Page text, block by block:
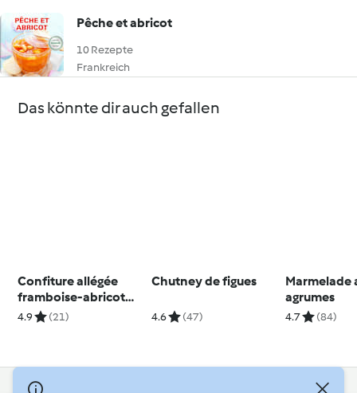
Pêche et abricot
10 Rezepte
Frankreich
Das könnte dir auch gefallen
Confiture allégée
framboise-abricot
sec
4.9 (21)
Chutney de figues
4.6 (47)
Marmelade
agrumes
4.7 (84)